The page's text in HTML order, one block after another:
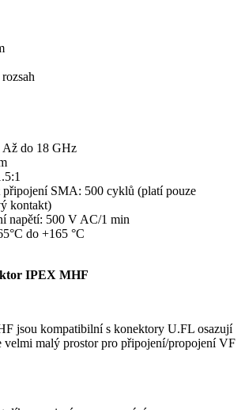
Až do 18 GHz
připojení SMA: 500 cyklů (platí pouze
kontakt)
napětí: 500 V AC/1 min
do +165 °C
IPEX MHF
jsou kompatibilní s konektory U.FL osazují
velmi malý prostor pro připojení/propojení VF